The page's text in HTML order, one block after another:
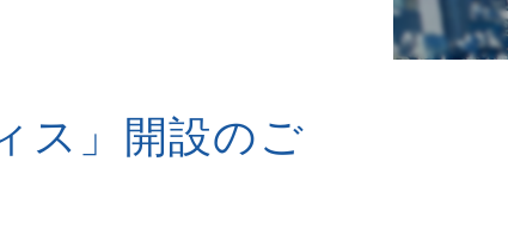
ス」開設のご